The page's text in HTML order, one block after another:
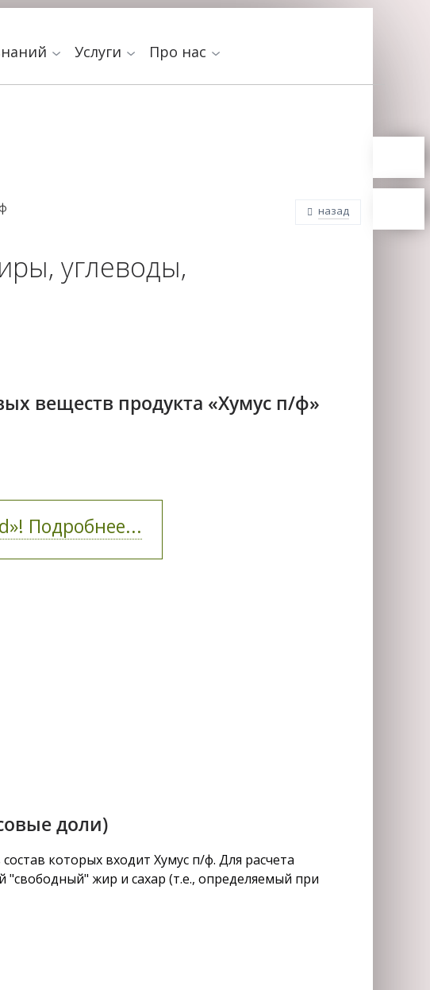
Услуги Про нас
назад
углеводы,
веществ продукта «Хумус п/ф»
Подробнее...
доли)
которых входит Хумус п/ф. Для расчета
жир и сахар (т.е., определяемый при